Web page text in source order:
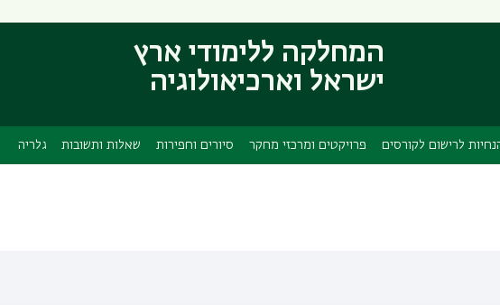
העיקרי
ניווט
ראשי
המחלקה ללימודי ארץ
ישראל וארכיאולוגיה
לרישום לקורסים פרויקטים ומרכזי מחקר סיורים וחפירות שאלות ותשובות גלריה